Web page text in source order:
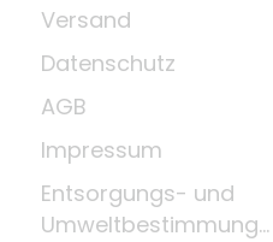
Versand
Datenschutz
AGB
Impressum
Entsorgungs- und
Umweltbestimmungen